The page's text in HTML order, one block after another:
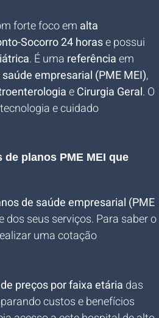
forte foco em alta
Socorro 24 horas e possui
. É uma referência em
empresarial (PME MEI),
e Cirurgia Geral. O
e cuidado
planos PME MEI que
de saúde empresarial (PME
dos seus serviços. Para saber o
uma cotação
preços por faixa etária das
custos e benefícios